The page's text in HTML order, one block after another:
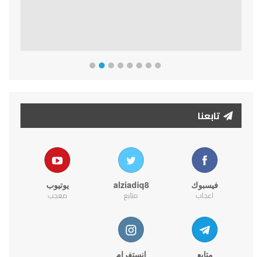
تابعنا
فيسبوك
اعجاب
alziadiq8
متابع
يوتيوب
معجب
متابع انستغرام